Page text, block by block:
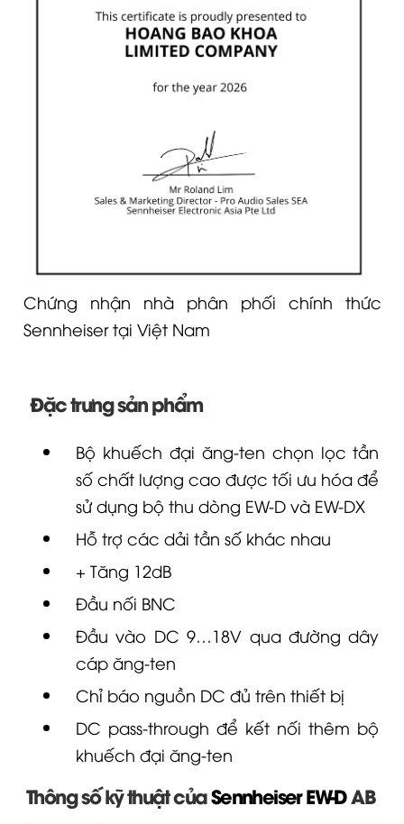
Chứng nhận nhà phân phối chính thức
Sennheiser tại Việt Nam
Đặc trưng sản phẩm
Bộ khuếch đại ăng-ten chọn lọc tần
số chất lượng cao được tối ưu hóa để
sử dụng bộ thu dòng EW-Dvà EW-DX
Hỗ trợ các dải tần số khác nhau
+ Tăng 12dB
Đầu nối BNC
Đầu vào DC 9…18V qua đường dây
cáp ăng-ten
Chỉ báo nguồn DC đủ trên thiết bị
DC pass-through để kết nối thêm bộ
khuếch đại ăng-ten
Thông số kỹ thuật củaSennheiserEW-DAB